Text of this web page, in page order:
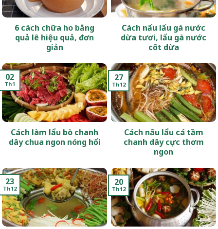
6 cách chữa ho bằng
quả lê hiệu quả, đơn
giản
Cách nấu lẩu gà nước
dừa tươi, lẩu gà nước
cốt dừa
Cách làm lẩu bò chanh
dây chua ngon nóng hổi
02
Th1
Cách nấu lẩu cá tầm
chanh dây cực thơm
ngon
27
Th12
23
Th12
20
Th12